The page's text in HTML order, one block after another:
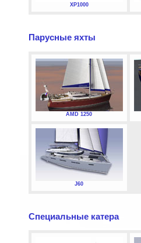
XP1000
Парусные яхты
AMD 1250
J60
Специальные катера